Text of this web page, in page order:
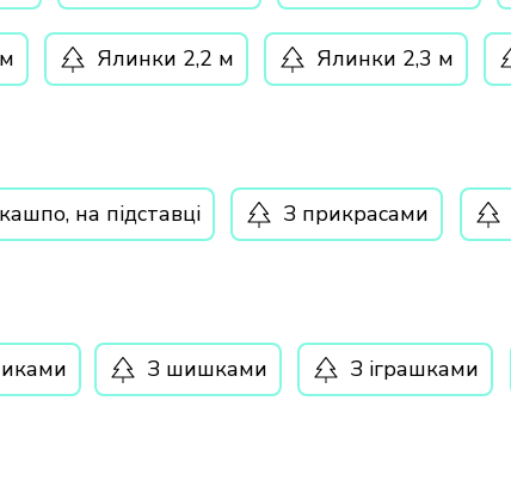
Ялинки 2,3 м
Ялинки 2,2 м
З іграшками
З прикрасами
З шишками
на підставці